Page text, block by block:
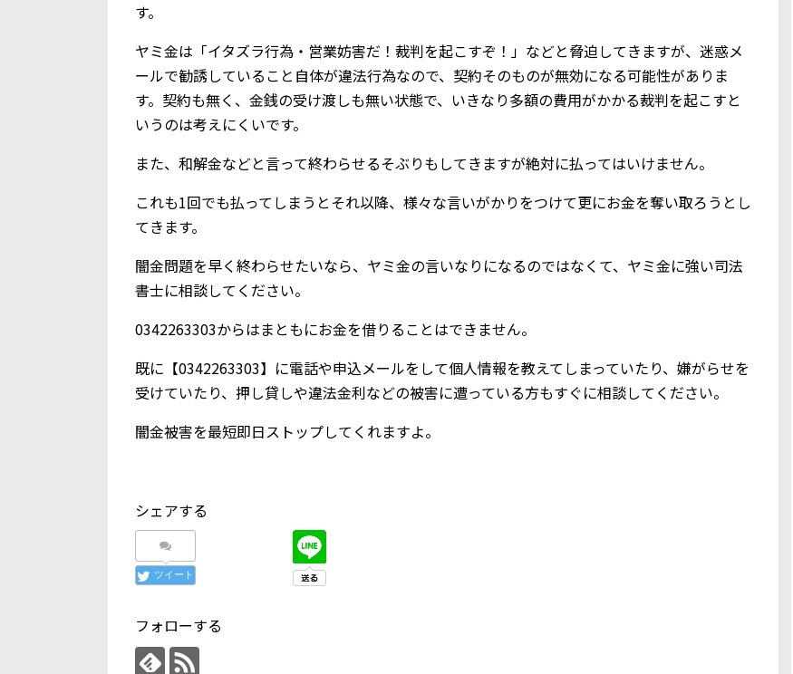
す。
ヤミ金は「イタズラ行為・営業妨害だ！裁判を起こすぞ！」などと脅迫してきますが、迷惑メ
ールで勧誘していること自体が違法行為なので、契約そのものが無効になる可能性がありま
す。契約も無く、金銭の受け渡しも無い状態で、いきなり多額の費用がかかる裁判を起こすと
いうのは考えにくいです。
また、和解金などと言って終わらせるそぶりもしてきますが絶対に払ってはいけません。
これも1回でも払ってしまうとそれ以降、様々な言いがかりをつけて更にお金を奪い取ろうとし
てきます。
闇金問題を早く終わらせたいなら、ヤミ金の言いなりになるのではなくて、ヤミ金に強い司法
書士に相談してください。
0342263303からはまともにお金を借りることはできません。
既に【0342263303】に電話や申込メールをして個人情報を教えてしまっていたり、嫌がらせを
受けていたり、押し貸しや違法金利などの被害に遭っている方もすぐに相談してください。
闇金被害を最短即日ストップしてくれますよ。
シェアする
ツイート
フォローする